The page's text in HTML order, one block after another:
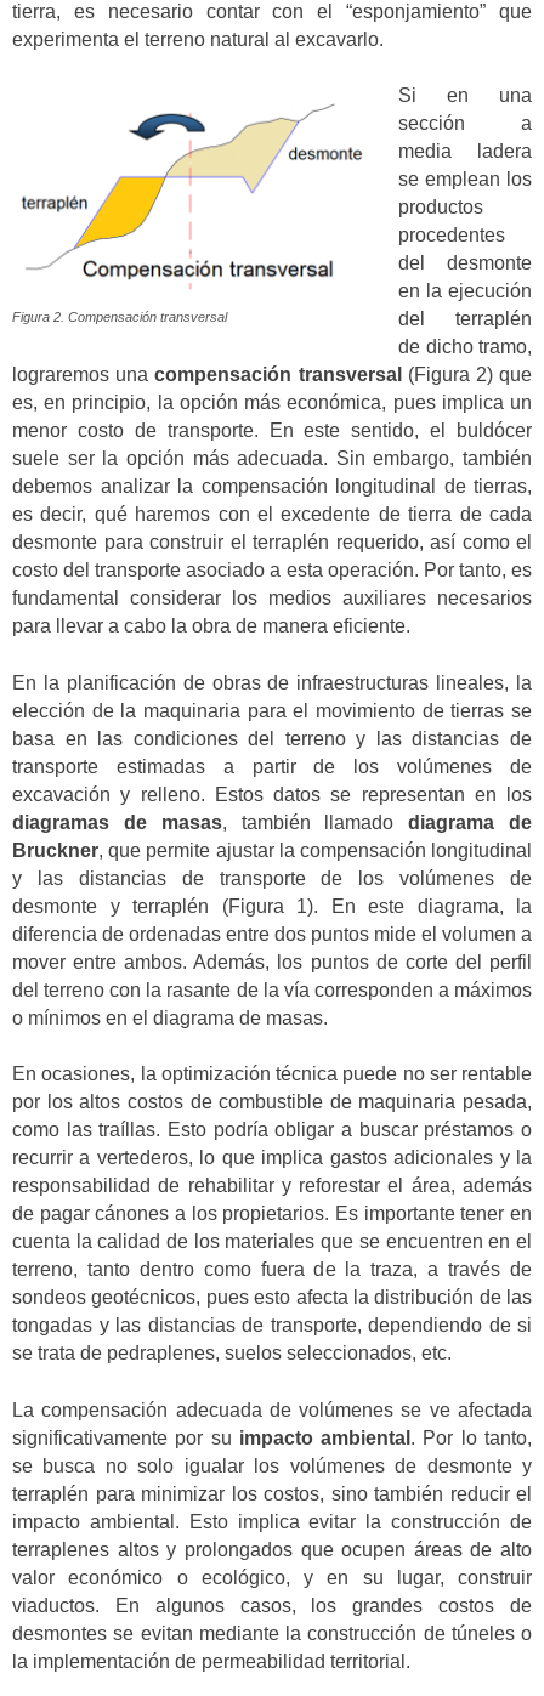
tierra, es necesario contar con el “esponjamiento” que
experimenta el terreno natural al excavarlo.
Figura 2. Compensación transversal
Si en una
sección a
media ladera
se emplean los
productos
procedentes
del desmonte
en la ejecución
del terraplén
de dicho tramo,
lograremos unacompensación transversal (Figura 2) que
es, en principio, la opción más económica, pues implica un
menor costo de transporte. En este sentido, el buldócer
suele ser la opción más adecuada. Sin embargo, también
debemos analizar la compensación longitudinal de tierras,
es decir, qué haremos con el excedente de tierra de cada
desmonte para construir el terraplén requerido, así como el
costo del transporte asociado a esta operación. Por tanto, es
fundamental considerar los medios auxiliares necesarios
para llevar a cabo la obra de manera eficiente.
En la planificación de obras de infraestructuras lineales, la
elección de la maquinaria para el movimiento de tierras se
basa en las condiciones del terreno y las distancias de
transporte estimadas a partir de los volúmenes de
excavación y relleno. Estos datos se representan en los
diagramas de masas, también llamadodiagrama de
Bruckner, que permite ajustar la compensación longitudinal
y las distancias de transporte de los volúmenes de
desmonte y terraplén (Figura 1). En este diagrama, la
diferencia de ordenadas entre dos puntos mide el volumen a
mover entre ambos. Además, los puntos de corte del perfil
del terreno con la rasante de la vía corresponden a máximos
o mínimos en el diagrama de masas.
En ocasiones, la optimización técnica puede no ser rentable
por los altos costos de combustible de maquinaria pesada,
como las traíllas. Esto podría obligar a buscar préstamos o
recurrir a vertederos, lo que implica gastos adicionales y la
responsabilidad de rehabilitar y reforestar el área, además
de pagar cánones a los propietarios. Es importante tener en
cuenta la calidad de los materiales que se encuentren en el
terreno, tanto dentro como fuera de la traza, a través de
sondeos geotécnicos, pues esto afecta la distribución de las
tongadas y las distancias de transporte, dependiendo de si
se trata de pedraplenes, suelos seleccionados, etc.
La compensación adecuada de volúmenes se ve afectada
significativamente por su impacto ambiental . Por lo tanto,
se busca no solo igualar los volúmenes de desmonte y
terraplén para minimizar los costos, sino también reducir el
impacto ambiental. Esto implica evitar la construcción de
terraplenes altos y prolongados que ocupen áreas de alto
valor económico o ecológico, y en su lugar, construir
viaductos. En algunos casos, los grandes costos de
desmontes se evitan mediante la construcción de túneles o
la implementación de permeabilidad territorial.